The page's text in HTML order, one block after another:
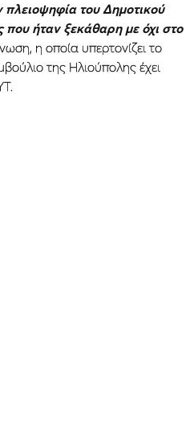
του Δημοτικού
που ήταν ξεκάθαρη με όχι στο
η οποία υπερτονίζει το
της Ηλιούπολης έχει